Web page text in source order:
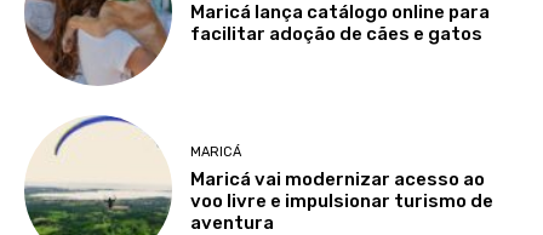
Maricá lança catálogo online para
facilitar adoção de cães e gatos
MARICÁ
Maricá vai modernizar acesso ao
voo livre e impulsionar turismo de
aventura